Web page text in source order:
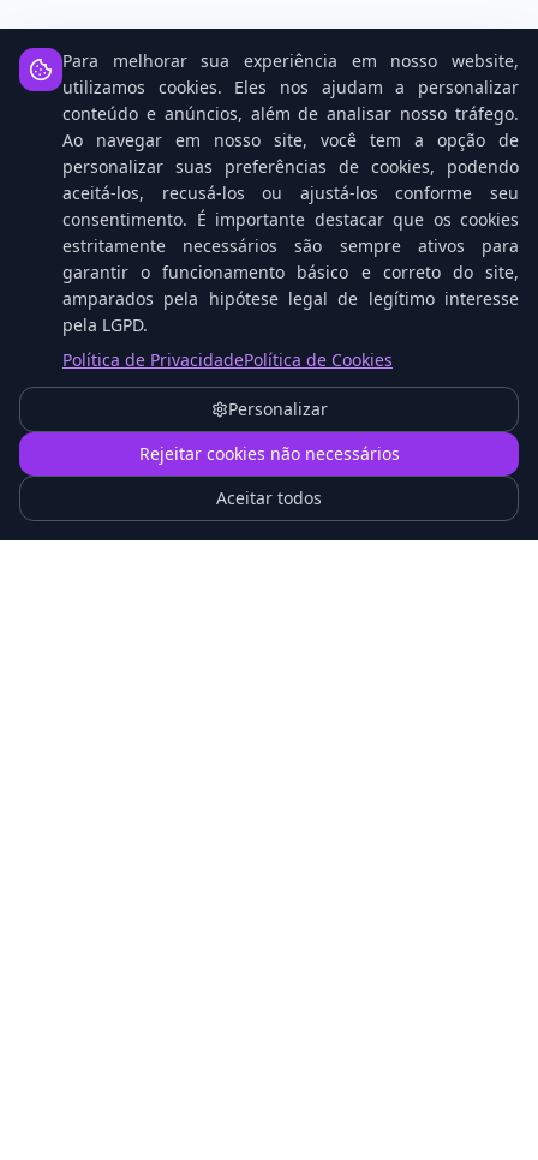
Notícias Relacionadas
O que é Proxmox VE e Como Funciona na
Prática
1
Para melhorar sua experiência em nosso website,
utilizamos cookies. Eles nos ajudam a personalizar
conteúdo e anúncios, além de analisar nosso tráfego.
Ao navegar em nosso site, você tem a opção de
personalizar suas preferências de cookies, podendo
aceitá-los, recusá-los ou ajustá-los conforme seu
consentimento. É importante destacar que os cookies
estritamente necessários são sempre ativos para
garantir o funcionamento básico e correto do site,
amparados pela hipótese legal de legítimo interesse
pela LGPD.
Política de PrivacidadePolítica de Cookies
Personalizar
Rejeitar cookies não necessários
Aceitar todos